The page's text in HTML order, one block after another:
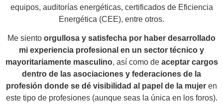
equipos, auditorías energéticas, certificados de Eficiencia
Energética (CEE), entre otros.
Me siento orgullosa y satisfecha por haber desarrollado
mi experiencia profesional en un sector técnico y
mayoritariamente masculino, así como de aceptar cargos
dentro de las asociaciones y federaciones de la
profesión donde se dé visibilidad al papel de la mujer en
este tipo de profesiones (aunque seas la única en los foros).